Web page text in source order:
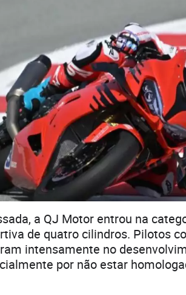
a QJ Motor entrou na
de quatro cilindros. Pilotos
intensamente no
por não estar